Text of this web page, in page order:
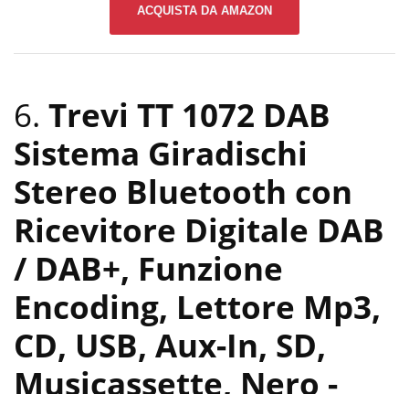
ACQUISTA DA AMAZON
6. Trevi TT 1072 DAB
Sistema Giradischi
Stereo Bluetooth con
Ricevitore Digitale DAB
/ DAB+, Funzione
Encoding, Lettore Mp3,
CD, USB, Aux-In, SD,
Musicassette, Nero -